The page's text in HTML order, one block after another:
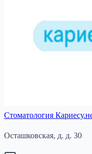
Стоматология
Осташковская, д. д. 30